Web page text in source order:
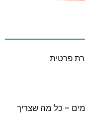
פרטית
– כל מה שצריך